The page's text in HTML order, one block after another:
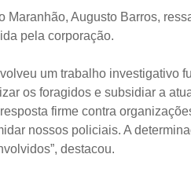
Augusto Barros,
pela corporação.
um trabalho investigativo
os foragidos e subsidiar a
firme contra
nossos policiais. A
destacou.